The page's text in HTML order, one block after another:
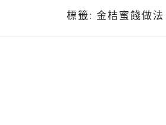
標籤: 金桔蜜餞做法